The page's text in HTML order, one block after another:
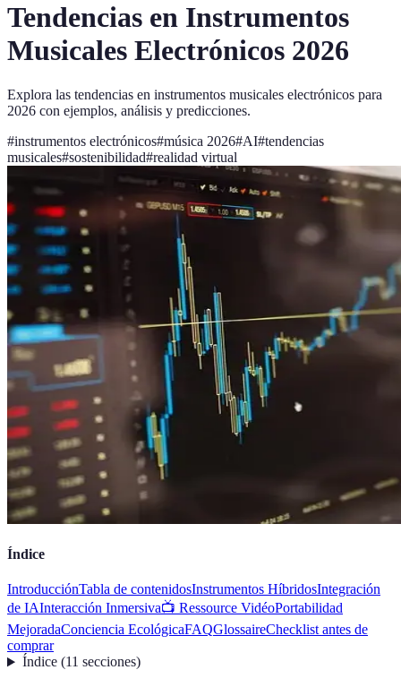
Tendencias en Instrumentos
Musicales Electrónicos 2026
Explora las tendencias en instrumentos musicales electrónicos para
2026 con ejemplos, análisis y predicciones.
#instrumentos electrónicos#música 2026#AI#tendencias
musicales#sostenibilidad#realidad virtual
Índice
IntroducciónTabla de contenidosInstrumentos HíbridosIntegración
de IAInteracción Inmersiva📺 Ressource VidéoPortabilidad
MejoradaConciencia EcológicaFAQGlossaireChecklist antes de
comprar
Índice(11 secciones)